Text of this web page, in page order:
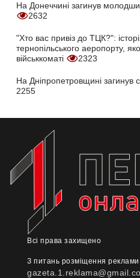
На Донеччині загинув
2632
"Хто вас привіз до ТЦК?":
тернопільського аеропорту,
військкоматі
2323
На Дніпропетровщині загинув
2255
Всі права захищено
З питань розміщення